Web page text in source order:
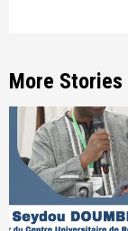
More Stories